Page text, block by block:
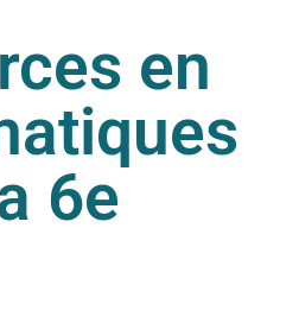
en
6e